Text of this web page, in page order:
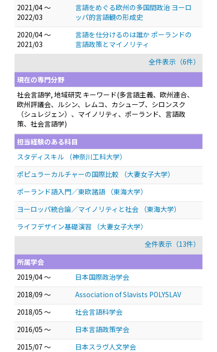
2021/04 ～
2022/03
言語をめぐる欧州の多国間政治 ヨーロ
ッパ的言語観の形成史
2020/04 ～
2021/03
言語を仕分けるのは誰か ポーランドの
言語政策とマイノリティ
全件表示（6件）
現在の専門分野
社会言語学, 地域研究 キーワード(多言語主義、欧州連合、
欧州評議会、ルシン、レムコ、カシューブ、シロンスク
（シュレジェン）、マイノリティ、ポーランド、言語政
策、社会言語学)
担当経験のある科目
スタディスキル （神奈川工科大学）
ポピュラーカルチャーの国際比較 （大妻女子大学）
ポーランド語入門／東欧諸語 （東海大学）
ヨーロッパ統合論／マイノリティと社会 （東海大学）
ライフデザイン基礎演習 （大妻女子大学）
全件表示（13件）
所属学会
2019/04 ～
日本国際政治学会
2018/09 ～
Association of Slavists POLYSLAV
2018/05 ～
社会言語科学会
2016/05 ～
日本言語政策学会
2015/07 ～
日本スラヴ人文学会